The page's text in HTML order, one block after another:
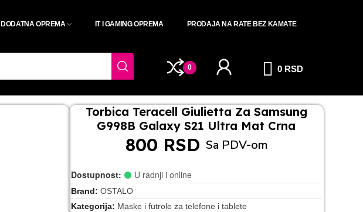
DODATNA OPREMA IT I GAMING OPREMA PRODAJA NA RATE BEZ KAMATE
0 0 RSD
Torbica Teracell Giulietta Za Samsung
G998B Galaxy S21 Ultra Mat Crna
800 RSD Sa PDV-om
Dostupnost: U radnji i online
Brand
OSTALO
Kategorija
Maske i futrole za telefone i tablete